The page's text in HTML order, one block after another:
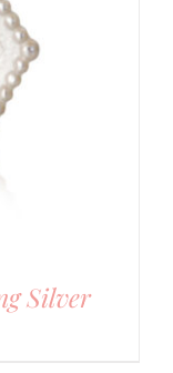
Silver